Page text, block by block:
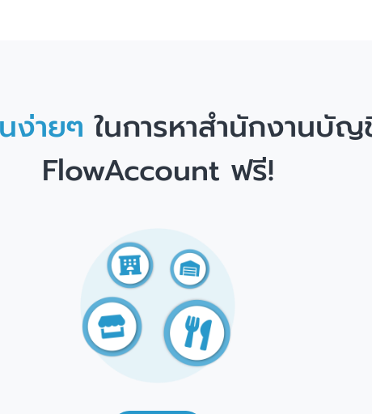
ง่ายๆในการหาสำนักงานบั
FlowAccount ฟรี!